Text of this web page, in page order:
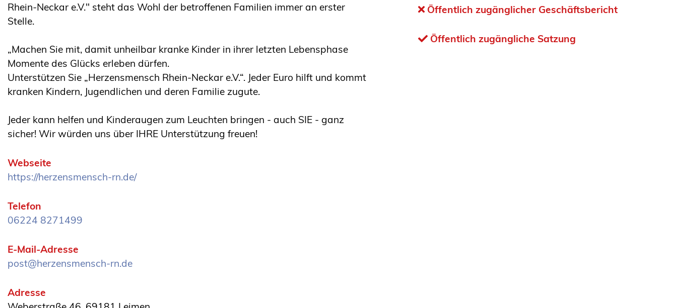
Rhein-Neckar e.V." steht das Wohl der betroffenen Familien immer an erster
Stelle.
„Machen Sie mit, damit unheilbar kranke Kinder in ihrer letzten Lebensphase
Momente des Glücks erleben dürfen.
Unterstützen Sie „Herzensmensch Rhein-Neckar e.V.“. Jeder Euro hilft und kommt
kranken Kindern, Jugendlichen und deren Familie zugute.
Jeder kann helfen und Kinderaugen zum Leuchten bringen - auch SIE - ganz
sicher! Wir würden uns über IHRE Unterstützung freuen!
Webseite
https://herzensmensch-rn.de/
Telefon
06224 8271499
E-Mail-Adresse
post@herzensmensch-rn.de
Adresse
Öffentlich zugänglicher Geschäftsbericht
Öffentlich zugängliche Satzung